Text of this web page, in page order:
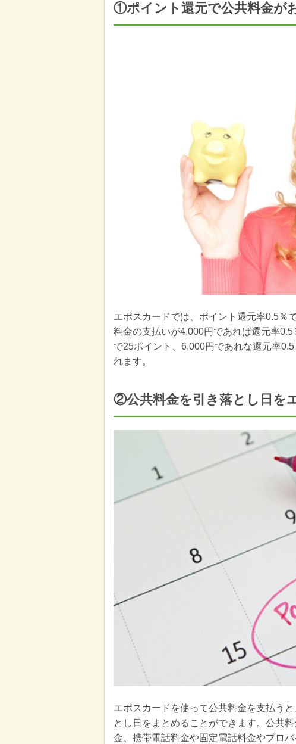
①ポイント還元で公共料金が
エポスカードでは、ポイント還元率0.5％
料金の支払いが4,000円であれば還元率
で25ポイント、6,000円であれな還元率
れます。
②公共料金を引き落とし日を
エポスカードを使って公共料金を支払う
とし日をまとめることができます。公共
金、携帯電話料金や固定電話料金やプロ